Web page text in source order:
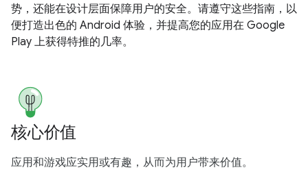
势，还能在设计层面保障用户的安全。请遵守这些指南，以
便打造出色的 Android 体验，并提高您的应用在 Google
Play 上获得特推的几率。
核心价值
应用和游戏应实用或有趣，从而为用户带来价值。